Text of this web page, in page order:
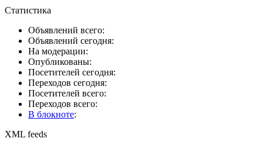
Статистика
Объявлений всего:
Объявлений сегодня:
На модерации:
Опубликованы:
Посетителей сегодня:
Переходов сегодня:
Посетителей всего:
Переходов всего:
В блокноте:
XML feeds